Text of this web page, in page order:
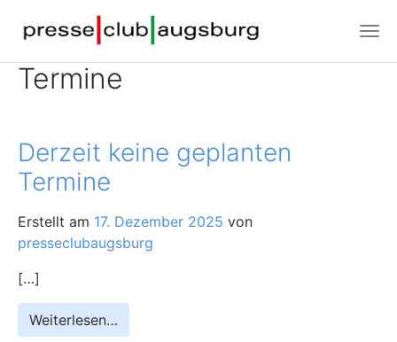
Termine
Derzeit keine geplanten
Termine
Erstellt am 17. Dezember 2025 von
presseclubaugsburg
[…]
Weiterlesen…